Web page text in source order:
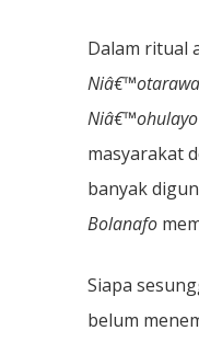
Dalam ritual
Niâ€™otarawa
Niâ€™ohulayo
masyarakat
banyak
Bolanafo
Siapa
belum